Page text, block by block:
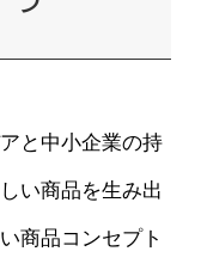
と中小企業の持
い商品を生み出
商品コンセプト